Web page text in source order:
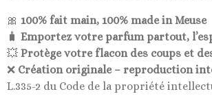
🎀 100% fait main, 100% made in Meuse
🧳 Emportez votre parfum partout,
💥 Protège votre flacon des coups et
❌ Création originale – reproduction
L.335-2 du Code de la propriété